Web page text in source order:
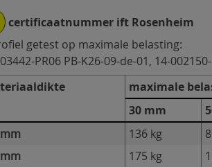
certificaatnummer ift Rosenheim
getest op maximale belasting:
PR06 PB-K26-09-de-01, 14-
maximale
30 mm
136 kg
175 kg